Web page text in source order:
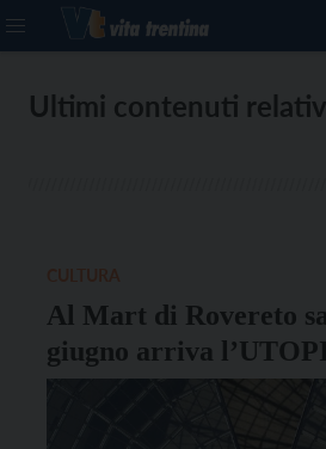
Ultimi contenuti
Al Mart di Rovereto
giugno arriva